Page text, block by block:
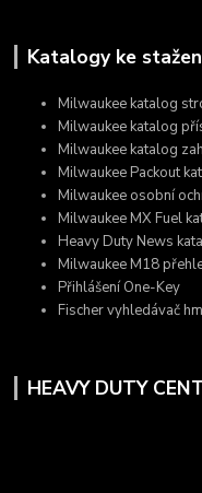
Katalogy ke
Milwaukee katalog
Milwaukee katalog
Milwaukee katalog
Milwaukee Packout
Milwaukee osobní
Milwaukee MX Fuel
Heavy Duty News
Milwaukee M18
Přihlášení One-Key
Fischer vyhledávač
HEAVY DUTY